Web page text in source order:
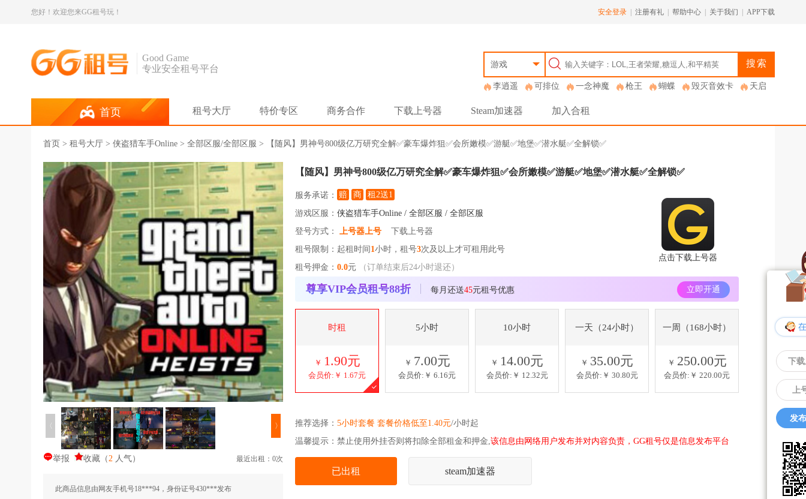
您好！欢迎您来GG租号玩！ 安全登录 注册有礼 帮助中心 关于我们 APP下载
Good Game
专业安全租号平台
游戏 搜索
李逍遥 可排位 一念神魔 枪王 蝴蝶 毁灭音效卡 天启
首页 租号大厅 特价专区 商务合作 下载上号器 Steam加速器 加入合租
首页 > 租号大厅 > 侠盗猎车手Online > 全部区服/全部区服 > 【随风】男神号800级亿万研究全解✅豪车爆炸狙✅会所嫩模✅游艇✅地堡✅潜水艇✅全解锁✅
〈 〉
举报 收藏 （2 人气） 最近出租：0次
此商品信息由网友手机号18***94，身份证号430***发布
点击下载上号器
【随风】男神号800级亿万研究全解✅豪车爆炸狙✅会所嫩模✅游艇✅地堡✅潜水艇✅全解锁✅
服务承诺： 赔 商 租2送1
游戏区服： 侠盗猎车手Online / 全部区服 / 全部区服
登号方式：
上号器上号
下载上号器
租号限制：起租时间 1小时，租号3次及以上才可租用此号
租号押金： 0.0元 （订单结束后24小时退还）
尊享VIP会员租号88折 每月还送45元租号优惠 立即开通
时租
￥ 1.90元
会员价:￥ 1.67元
5小时
￥ 7.00元
会员价:￥ 6.16元
10小时
￥ 14.00元
会员价:￥ 12.32元
一天（24小时）
￥ 35.00元
会员价:￥ 30.80元
一周（168小时）
￥ 250.00元
会员价:￥ 220.00元
推荐选择： 5小时套餐 套餐价格低至1.40元/小时起
温馨提示：禁止使用外挂否则将扣除全部租金和押金,该信息由网络用户发布并对内容负责，GG租号仅是信息发布平台
已出租 steam加速器
下
上
发